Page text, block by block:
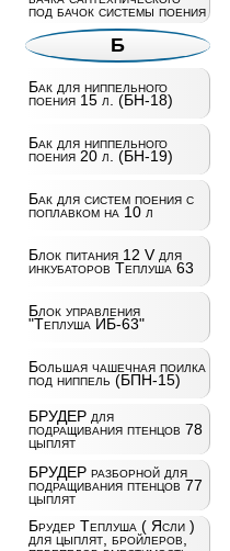
под бачок системы поения
Б
Бак для ниппельного
поения 15 л. (БН-18)
Бак для ниппельного
поения 20 л. (БН-19)
Бак для систем поения с
поплавком на 10 л
Блок питания 12 V для
инкубаторов Теплуша 63
Блок управления
"Теплуша ИБ-63"
Большая чашечная поилка
под ниппель (БПН-15)
БРУДЕР для
подращивания птенцов 78
цыплят
БРУДЕР разборной для
подращивания птенцов 77
цыплят
Брудер Теплуша ( Ясли )
для цыплят, бройлеров,